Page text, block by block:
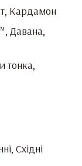
Кардамон
Давана,
тонка,
Східні